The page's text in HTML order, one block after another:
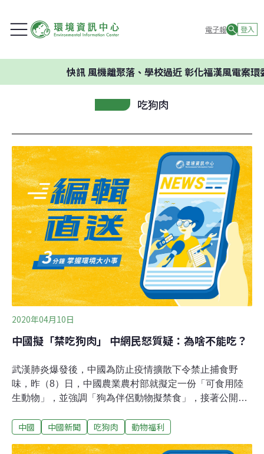
電子報 登入
風機離聚落、學校過近 彰化福漢風電案環委建議
吃狗肉
2020年04月10日
中國擬「禁吃狗肉」 中網民怒質疑：為啥不能吃？
武漢肺炎爆發後，中國為防止疫情擴散下令禁止捕食野
味，昨（8）日，中國農業農村部就擬定一份「可食用陸
生動物」，並強調「狗為伴侶動物擬禁食」，接著公開徵
朋友？」、「老百姓吃什麼要你管」。中國農業農村部 8
中國 中國新聞 吃狗肉 動物福利